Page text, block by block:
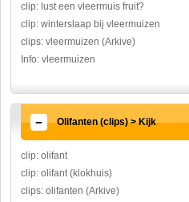
clip: lust een vleermuis fruit?
clip: winterslaap bij vleermuizen
clips: vleermuizen (Arkive)
Info: vleermuizen
Olifanten (clips) > Kijk
clip: olifant
clip: olifant (klokhuis)
clips: olifanten (Arkive)